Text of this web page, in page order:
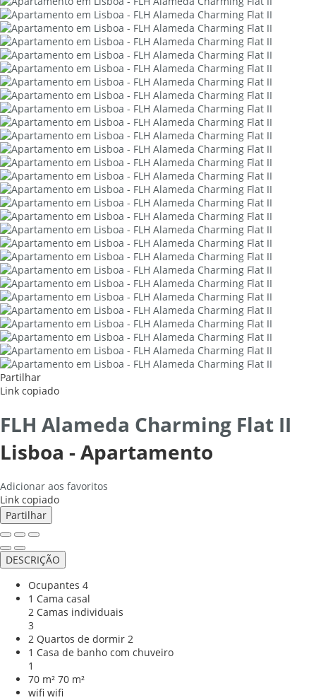
Partilhar
Link copiado
FLH Alameda Charming Flat II
Lisboa -Apartamento
Adicionar aos favoritos
Link copiado
Partilhar
DESCRIÇÃO
Ocupantes 4
1 Cama casal
2 Camas individuais
3
2 Quartos de dormir 2
1 Casa de banho com chuveiro
1
70 m² 70 m²
wifi wifi